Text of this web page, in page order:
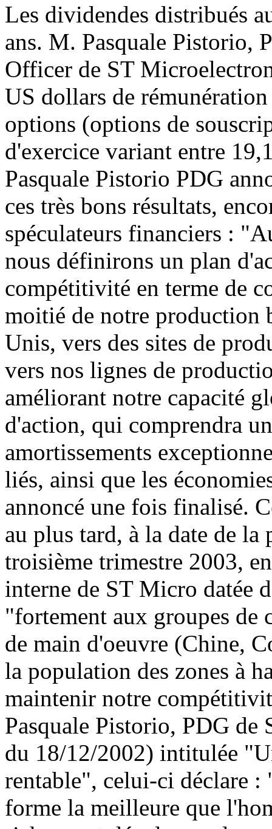
Les dividendes distribués
ans. M. Pasquale Pistorio,
Officer de ST
US dollars de
options (options de
d'exercice variant entre
Pasquale Pistorio PDG
ces très bons résultats,
spéculateurs financiers :
nous définirons un plan
compétitivité en terme de
moitié de notre production
Unis, vers des sites de
vers nos lignes de
améliorant notre capacité
d'action, qui comprendra
amortissements
liés, ainsi que les
annoncé une fois finalisé.
au plus tard, à la date de
troisième trimestre 2003,
interne de ST Micro datée
"fortement aux groupes de
de main d'oeuvre (Chine,
la population des zones à
maintenir notre
Pasquale Pistorio, PDG
du 18/12/2002) intitulée
rentable", celui-ci déclare :
forme la meilleure que